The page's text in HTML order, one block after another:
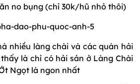
no bụng (chỉ 30k/hũ nhỏ thôi)
nhiều làng chài và các quán hải
là chỉ có hải sản ở Làng Chài
Ngọt là ngon nhất